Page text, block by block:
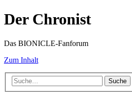
Der Chronist
Das BIONICLE-Fanforum
Zum Inhalt
Suche